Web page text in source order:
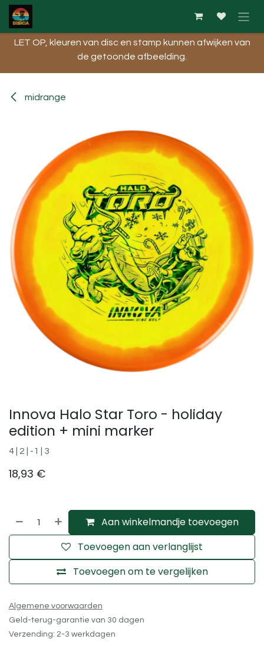
Overslaan naar inhoud
LET OP, kleuren van disc en stamp kunnen afwijken van
de getoonde afbeelding.​
midrange
Innova Halo Star Toro - holiday
edition + mini marker
4 | 2 | -1 | 3
18,93 €
Aan winkelmandje toevoegen
Toevoegen om te vergelijken
Toevoegen aan verlanglijst
Algemene voorwaarden
Geld-terug-garantie van 30 dagen
Verzending: 2-3 werkdagen